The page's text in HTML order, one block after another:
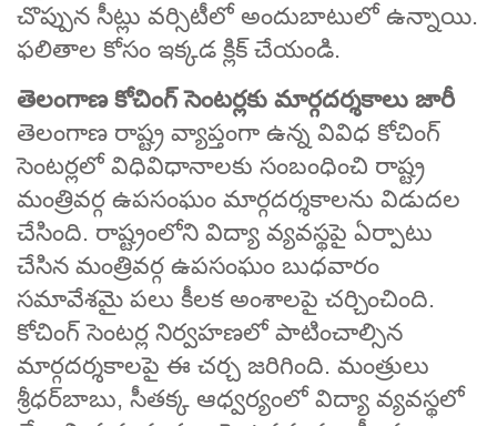
చొప్పున సీట్లు వర్సిటీలో అందుబాటులో ఉన్నాయి.
ఫలితాల కోసం ఇక్కడ క్లిక్ చేయండి.
తెలంగాణ కోచింగ్‌ సెంటర్లకు మార్గదర్శకాలు జారీ
తెలంగాణ రాష్ట్ర వ్యాప్తంగా ఉన్న వివిధ కోచింగ్‌
సెంటర్లలో విధివిధానాలకు సంబంధించి రాష్ట్ర
మంత్రివర్గ ఉపసంఘం మార్గదర్శకాలను విడుదల
చేసింది. రాష్ట్రంలోని విద్యా వ్యవస్థపై ఏర్పాటు
చేసిన మంత్రివర్గ ఉపసంఘం బుధవారం
సమావేశమై పలు కీలక అంశాలపై చర్చించింది.
కోచింగ్‌ సెంటర్ల నిర్వహణలో పాటించాల్సిన
మార్గదర్శకాలపై ఈ చర్చ జరిగింది. మంత్రులు
శ్రీధర్‌బాబు, సీతక్క ఆధ్వర్యంలో విద్యా వ్యవస్థలో